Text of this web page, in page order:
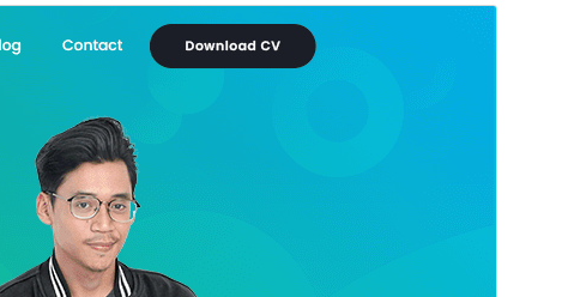
Download
সক্রিয় ইনস্টলেশনসমূহ
ওয়ার্ডপ্রেস সংস্করণ
পিএইচপি সংস্করণ
থিম হোমপেজ